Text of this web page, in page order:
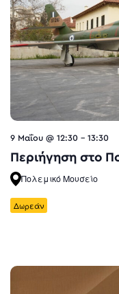
9 Μαΐου @ 12:30 - 13:30
Περιήγηση στο
Πολεμικό Μουσείο
Δωρεάν